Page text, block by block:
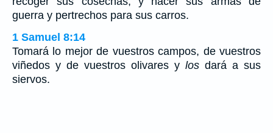
guerra y pertrechos para sus carros.
1 Samuel 8:14
Tomará lo mejor de vuestros campos, de vuestros
viñedos y de vuestros olivares y los dará a sus
siervos.